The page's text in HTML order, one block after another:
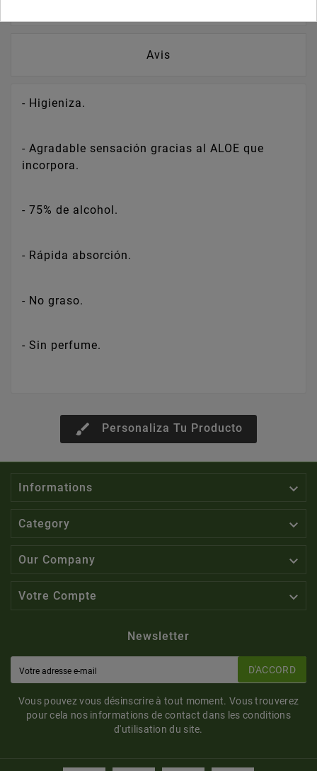
Détails du produit
Avis
- Higieniza.
- Agradable sensación gracias al ALOE que
incorpora.
- 75% de alcohol.
- Rápida absorción.
- No graso.
- Sin perfume.
brush Personaliza Tu Producto
Informations 
Category 
Our Company 
Votre Compte 
Newsletter
D'ACCORD
Vous pouvez vous désinscrire à tout moment. Vous trouverez
pour cela nos informations de contact dans les conditions
d'utilisation du site.